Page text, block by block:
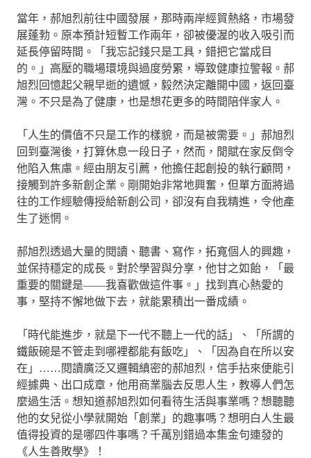
當年，郝旭烈前往中國發展，那時兩岸經貿熱絡，市場發
展蓬勃。原本預計短暫工作兩年，卻被優渥的收入吸引而
延長停留時間。「我忘記錢只是工具，錯把它當成目
的。」高壓的職場環境與過度勞累，導致健康拉警報。 郝
旭烈回憶起父親早逝的遺憾，毅然決定離開中國，返回臺
灣。不只是為了健康，也是想花更多的時間陪伴家人。
「人生的價值不只是工作的樣貌，而是被需要。」郝旭烈
回到臺灣後，打算休息一段日子，然而，閒賦在家反倒令
他陷入焦慮。經由朋友引薦，他擔任起創投的執行顧問，
接觸到許多新創企業。剛開始非常地興奮，但單方面將過
往的工作經驗傳授給新創公司，卻沒有自我精進，令他產
生了迷惘。
郝旭烈透過大量的閱讀、聽書、寫作，拓寬個人的興趣，
並保持穩定的成長。對於學習與分享，他甘之如飴，「最
重要的關鍵是——我喜歡做這件事。」找到真心熱愛的
事，堅持不懈地做下去，就能累積出一番成績。
「時代能進步，就是下一代不聽上一代的話」、「所謂的
鐵飯碗是不管走到哪裡都能有飯吃」、「因為自在所以安
在」……閱讀廣泛又邏輯縝密的郝旭烈，信手拈來便能引
經據典、出口成章，他用商業腦去反思人生，教導人們怎
麼過生活。想知道郝旭烈如何看待生活與事業嗎？想聽聽
他的女兒從小學就開始「創業」的趣事嗎？想明白人生最
值得投資的是哪四件事嗎？千萬別錯過本集金句連發的
《人生善敗學》！